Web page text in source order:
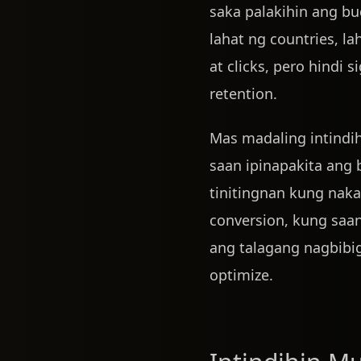
saka palakihin ang
lahat ng countries,
at clicks, pero hindi
retention.
Mas madaling
saan ipinapakita ang
tinitingnan kung
conversion, kung
ang talagang
optimize.